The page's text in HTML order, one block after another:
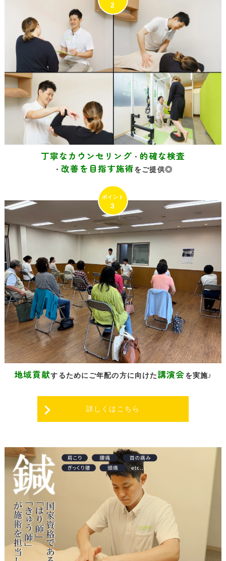
2
丁寧なカウンセリング ・ 的確な検査
・改善を目指す施術をご提供◎
3
地域貢献するためにご年配の方に向けた講演会を実施♪
詳しくはこちら